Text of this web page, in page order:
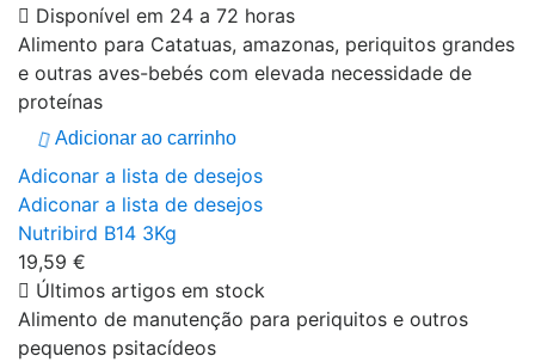
Disponível em 24 a 72 horas
Alimento para Catatuas, amazonas, periquitos grandes
e outras aves-bebés com elevada necessidade de
proteínas
Adicionar ao carrinho
Adiconar a lista de desejos
Adiconar a lista de desejos
Nutribird B14 3Kg
19,59 €
Últimos artigos em stock
Alimento de manutenção para periquitos e outros
pequenos psitacídeos